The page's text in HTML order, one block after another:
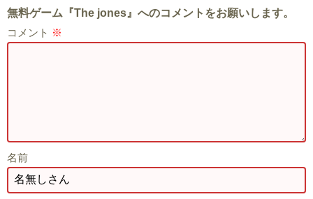
無料ゲーム『The jones』へのコメントをお願いします。
コメント ※
名前